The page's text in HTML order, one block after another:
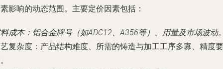
影响的动态范围。主要定价因素包括：
成本：铝合金牌号（如ADC12、A356等）、用量及市场波动
复杂度 ：产品结构难度、所需的铸造与加工工序多寡、精度要